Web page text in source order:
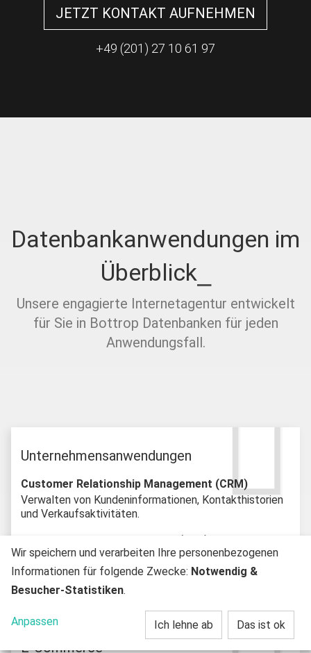
JETZT KONTAKT AUFNEHMEN
+49 (201) 27 10 61 97
Datenbankanwendungen im
Überblick
Unsere engagierte Internetagentur entwickelt
für Sie in Bottrop Datenbanken für jeden
Anwendungsfall.
Unternehmensanwendungen
Customer Relationship Management (CRM)
Verwalten von Kundeninformationen, Kontakthistorien
und Verkaufsaktivitäten.
Enterprise Resource Planning (ERP)
Koordinieren von Unternehmensressourcen, wie
Finanzen, Personalwesen, Lagerverwaltung und
Produktionsprozesse.
E-Commerce
Wir speichern und verarbeiten Ihre personenbezogenen
Informationen für folgende Zwecke: Notwendig &
Besucher-Statistiken.
Anpassen Ich lehne ab Das ist ok